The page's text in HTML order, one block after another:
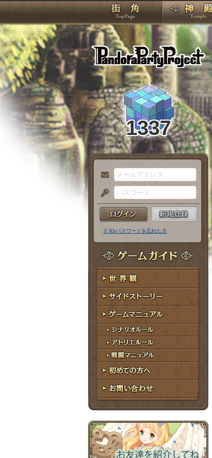
TOP
1337
メ
ー
ル
ア
ド
レ
ス
パ
ス
ー
ド
※ ID/パスワードを忘れた方
ゲームガイド
世界観
サイドストーリー
ゲームマニュアル
シナリオルール
アトリエルール
戦闘マニュアル
初めての方へ
お問い合わせ